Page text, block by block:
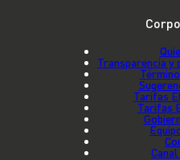
Transparencia y
Tarifas
Tarifas